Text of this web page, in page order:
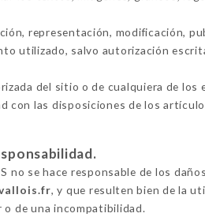
representación, modificación,
utilizado, salvo autorización
del sitio o de cualquiera de
con las disposiciones de los
no se hace responsable de los
, y que resulten bien de la
o de una incompatibilidad.